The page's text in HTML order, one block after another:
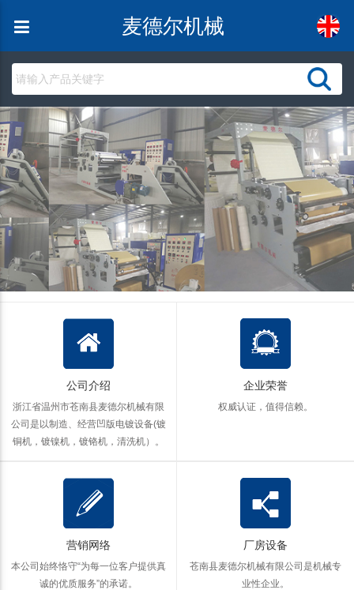
麦德尔机械
公司介绍
浙江省温州市苍南县麦德尔机械有限
公司是以制造、经营凹版电镀设备(镀
铜机，镀镍机，镀铬机，清洗机）。
企业荣誉
权威认证，值得信赖。
营销网络
本公司始终恪守“为每一位客户提供真
诚的优质服务”的承诺。
厂房设备
苍南县麦德尔机械有限公司是机械专
业性企业。